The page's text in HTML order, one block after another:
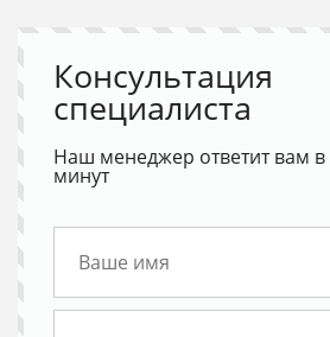
Консультация
специалиста
Наш менеджер ответит вам в
минут